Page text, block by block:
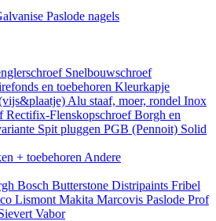
Paslode nagels
Snelbouwschroef
en toebehoren Kleurkapje
Alu staaf, moer, rondel Inox
Rectifix-FlenskopschroefBorgh en
Spit pluggen PGB (Pennoit) Solid
+ toebehoren Andere
Bosch Butterstone Distripaints Fribel
Lismont Makita Marcovis Paslode Prof
Vabor